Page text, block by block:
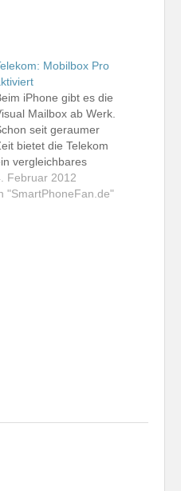
Mobilbox Pro
iPhone gibt es die
Mailbox ab Werk.
seit geraumer
bietet die Telekom
vergleichbares
für Android-
an. Dabei
Februar 2012
"SmartPhoneFan.de"